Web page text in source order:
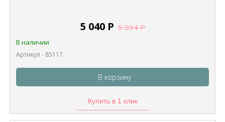
5 040 Р 5 934Р
В наличии
Артикул - 85117
В корзину
Купить в 1 клик